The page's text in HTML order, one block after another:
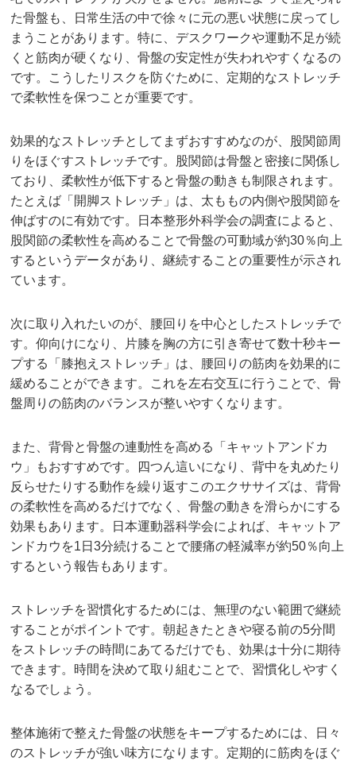
た骨盤も、日常生活の中で徐々に元の悪い状態に戻ってし
まうことがあります。特に、デスクワークや運動不足が続
くと筋肉が硬くなり、骨盤の安定性が失われやすくなるの
です。こうしたリスクを防ぐために、定期的なストレッチ
で柔軟性を保つことが重要です。
効果的なストレッチとしてまずおすすめなのが、股関節周
りをほぐすストレッチです。股関節は骨盤と密接に関係し
ており、柔軟性が低下すると骨盤の動きも制限されます。
たとえば「開脚ストレッチ」は、太ももの内側や股関節を
伸ばすのに有効です。日本整形外科学会の調査によると、
股関節の柔軟性を高めることで骨盤の可動域が約30％向上
するというデータがあり、継続することの重要性が示され
ています。
次に取り入れたいのが、腰回りを中心としたストレッチで
す。仰向けになり、片膝を胸の方に引き寄せて数十秒キー
プする「膝抱えストレッチ」は、腰回りの筋肉を効果的に
緩めることができます。これを左右交互に行うことで、骨
盤周りの筋肉のバランスが整いやすくなります。
また、背骨と骨盤の連動性を高める「キャットアンドカ
ウ」もおすすめです。四つん這いになり、背中を丸めたり
反らせたりする動作を繰り返すこのエクササイズは、背骨
の柔軟性を高めるだけでなく、骨盤の動きを滑らかにする
効果もあります。日本運動器科学会によれば、キャットア
ンドカウを1日3分続けることで腰痛の軽減率が約50％向上
するという報告もあります。
ストレッチを習慣化するためには、無理のない範囲で継続
することがポイントです。朝起きたときや寝る前の5分間
をストレッチの時間にあてるだけでも、効果は十分に期待
できます。時間を決めて取り組むことで、習慣化しやすく
なるでしょう。
整体施術で整えた骨盤の状態をキープするためには、日々
のストレッチが強い味方になります。定期的に筋肉をほぐ